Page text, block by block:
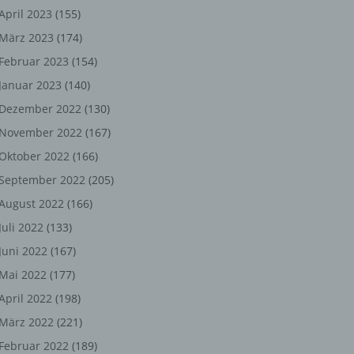
2023 (155)
März 2023 (174)
Februar 2023 (154)
Januar 2023 (140)
Dezember 2022 (130)
November 2022 (167)
Oktober 2022 (166)
September 2022 (205)
2022 (166)
Juli 2022 (133)
Juni 2022 (167)
Mai 2022 (177)
2022 (198)
März 2022 (221)
Februar 2022 (189)
oder